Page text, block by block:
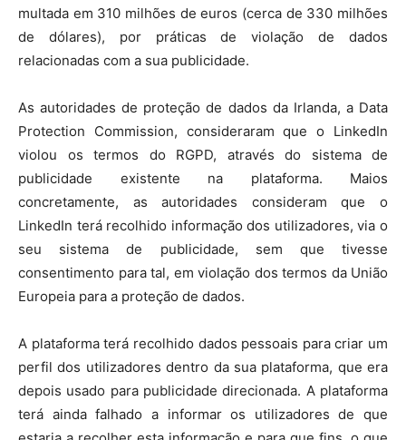
multada em 310 milhões de euros (cerca de 330 milhões
de dólares), por práticas de violação de dados
relacionadas com a sua publicidade.
As autoridades de proteção de dados da Irlanda, a Data
Protection Commission, consideraram que o LinkedIn
violou os termos do RGPD, através do sistema de
publicidade existente na plataforma. Maios
concretamente, as autoridades consideram que o
LinkedIn terá recolhido informação dos utilizadores, via o
seu sistema de publicidade, sem que tivesse
consentimento para tal, em violação dos termos da União
Europeia para a proteção de dados.
A plataforma terá recolhido dados pessoais para criar um
perfil dos utilizadores dentro da sua plataforma, que era
depois usado para publicidade direcionada. A plataforma
terá ainda falhado a informar os utilizadores de que